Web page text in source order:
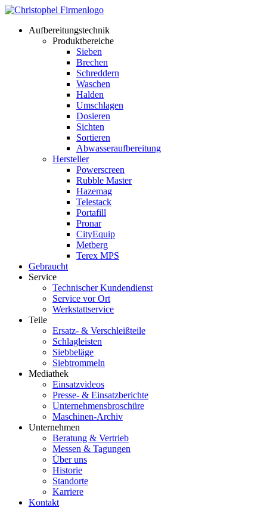
Aufbereitungstechnik
Produktbereiche
Sieben
Brechen
Schreddern
Waschen
Halden
Umschlagen
Dosieren
Sichten
Sortieren
Abwasseraufbereitung
Hersteller
Powerscreen
Rubble Master
Hazemag
Telestack
Portafill
Pronar
CityEquip
Metberg
Terex MPS
Gebraucht
Service
Technischer Kundendienst
Service vor Ort
Werkstattservice
Teile
Ersatz- & Verschleißteile
Schlagleisten
Siebbeläge
Siebtrommeln
Mediathek
Einsatzvideos
Presse- & Einsatzberichte
Unternehmensbroschüre
Maschinen-Archiv
Unternehmen
Beratung & Vertrieb
Messen & Tagungen
Über uns
Historie
Standorte
Karriere
Kontakt